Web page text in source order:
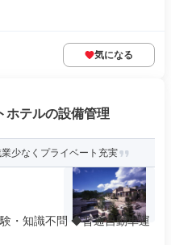
気になる
テルの設備管理
少なくプライベート充実
・知識不問 ◆普通自動車運